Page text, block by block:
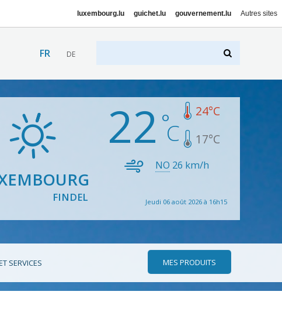
luxembourg.lu guichet.lu gouvernement.lu Autres sites
FR DE
FINDEL
22 24°C
17°C
NO 26 km/h
Jeudi 06 août 2026 à 16h15
SERVICES MES PRODUITS